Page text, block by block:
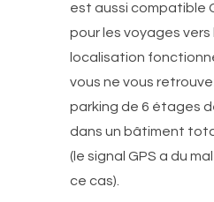
est aussi compatible
pour les voyages vers
localisation
vous ne vous
parking de 6 étages
dans un bâtiment
(le signal GPS a du
ce cas).